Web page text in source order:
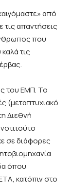
από
απαντήσεις
που
τις
του ΕΜΠ. Το
(µεταπτυχιακό
∆ιεθνή
σε διάφορες
όπου
κατόπιν στο